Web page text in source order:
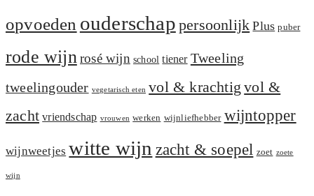
opvoeden ouderschap persoonlijk Plus puber
rode wijn rosé wijn school tiener Tweeling
tweelingouder vegetarisch eten vol & krachtig vol &
zacht vriendschap vrouwen werken wijnliefhebber wijntopper
wijnweetjes witte wijn zacht & soepel zoet zoete
wijn